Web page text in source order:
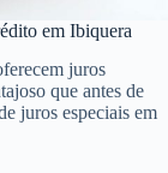
em Ibiquera
juros
que antes de
juros especiais em